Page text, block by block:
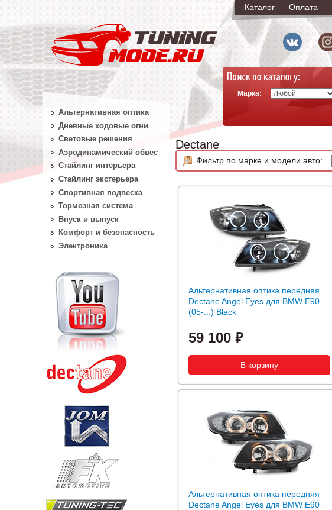
Каталог Оплата
Марка:
Dectane
Фильтр по марке и модели авто:
Альтернативная оптика передняя
Dectane Angel Eyes для BMW E90
(05-...) Black
59 100
Альтернативная оптика передняя
Dectane Angel Eyes для BMW E90
Альтернативная оптика
Дневные ходовые огни
Световые решения
Аэродинамический обвес
Стайлинг интерьера
Стайлинг экстерьера
Спортивная подвеска
Тормозная система
Впуск и выпуск
Комфорт и безопасность
Электроника